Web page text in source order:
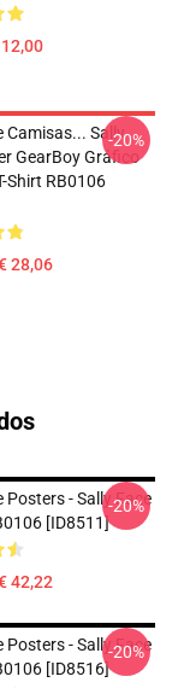
Camisas... Sally
GearBoy Gráfico
Shirt RB0106
28,06
-20%
Posters - Sally Face
[ID8511]
42,22
-20%
Posters - Sally Face
[ID8516]
-20%